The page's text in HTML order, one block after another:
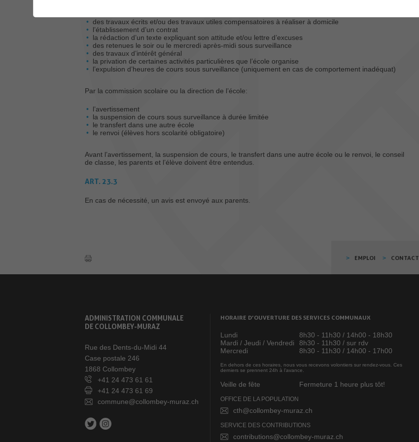
des travaux écrits et/ou des travaux utiles compensatoires à réaliser à domicile
l’établissement d’un contrat
la rédaction d’un texte expliquant son attitude et/ou lettre d’excuses
des retenues le soir ou le mercredi après-midi sous surveillance
des travaux d’intérêt général
la privation de certaines activités particulières que l’école organise
l’expulsion d’heures de cours sous surveillance (uniquement en cas de comportement inadéquat)
Par la commission scolaire ou la direction de l’école:
l’avertissement
la suspension de cours sous surveillance à durée limitée
le transfert dans une autre école
le renvoi (élèves hors scolarité obligatoire)
Avant l’avertissement, la suspension de cours, le transfert dans une autre école ou le renvoi, le conseil
de classe, les parents et l’élève doivent être entendus.
ART. 23.3
En cas de nécessité, un avis est envoyé aux parents.
EMPLOI CONTACT
ADMINISTRATION COMMUNALE
DE COLLOMBEY-MURAZ
Rue des Dents-du-Midi 44
Case postale 246
1868 Collombey
+41 24 473 61 61
+41 24 473 61 69
commune@collombey-muraz.ch
HORAIRE D’OUVERTURE DES SERVICES COMMUNAUX
Lundi
8h30 - 11h30 / 14h00 - 18h30
Mardi / Jeudi / Vendredi
8h30 - 11h30 / sur rdv
Mercredi
8h30 - 11h30 / 14h00 - 17h00
En dehors de ces horaires, nous vous recevons volontiers sur rendez-vous. Ces
derniers se prennent 24h à l’avance.
Veille de fête Fermeture 1 heure plus tôt!
OFFICE DE LA POPULATION
cth@collombey-muraz.ch
SERVICE DES CONTRIBUTIONS
contributions@collombey-muraz.ch